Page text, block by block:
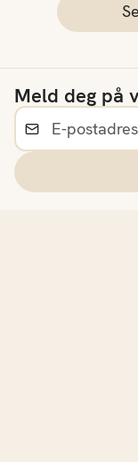
Meld deg på